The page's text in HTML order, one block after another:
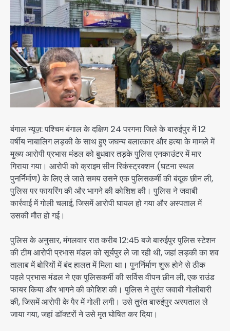
बंगाल न्यूज़: पश्चिम बंगाल के दक्षिण 24 परगना जिले के बारुईपुर में 12
वर्षीय नाबालिग लड़की के साथ हुए जघन्य बलात्कार और हत्या के मामले में
मुख्य आरोपी प्रभास मंडल को बुधवार तड़के पुलिस एनकाउंटर में मार
गिराया गया। आरोपी को क्राइम सीन रिकंस्ट्रक्शन (घटना स्थल
पुनर्निर्माण) के लिए ले जाते समय उसने एक पुलिसकर्मी की बंदूक छीन ली,
पुलिस पर फायरिंग की और भागने की कोशिश की। पुलिस ने जवाबी
कार्रवाई में गोली चलाई, जिसमें आरोपी घायल हो गया और अस्पताल में
उसकी मौत हो गई।
पुलिस के अनुसार, मंगलवार रात करीब 12:45 बजे बारुईपुर पुलिस स्टेशन
की टीम आरोपी प्रभास मंडल को सूर्यपुर ले जा रही थी, जहां लड़की का शव
तालाब में बोरियों में बंद हालत में मिला था। पुनर्निर्माण शुरू होने से ठीक
पहले प्रभास मंडल ने एक पुलिसकर्मी की सर्विस वीपन छीन ली, एक राउंड
फायर किया और भागने की कोशिश की। पुलिस ने तुरंत जवाबी गोलीबारी
की, जिसमें आरोपी के पैर में गोली लगी। उसे तुरंत बारुईपुर अस्पताल ले
जाया गया, जहां डॉक्टरों ने उसे मृत घोषित कर दिया।